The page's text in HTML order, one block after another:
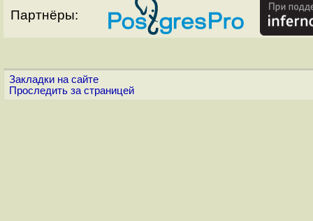
Партнёры:
Закладки на сайте
Проследить за страницей